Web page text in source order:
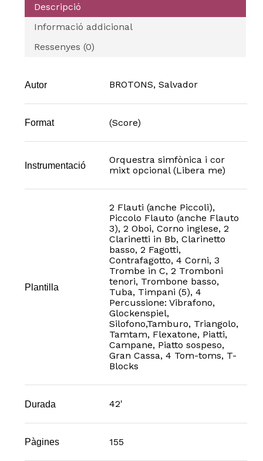
Descripció
Informació addicional
Ressenyes (0)
Autor BROTONS, Salvador
Format (Score)
Instrumentació
Orquestra simfònica i cor
mixt opcional (Libera me)
Plantilla
2 Flauti (anche Piccoli),
Piccolo Flauto (anche Flauto
3), 2 Oboi, Corno inglese, 2
Clarinetti in Bb, Clarinetto
basso, 2 Fagotti,
Contrafagotto, 4 Corni, 3
Trombe in C, 2 Tromboni
tenori, Trombone basso,
Tuba, Timpani (5), 4
Percussione: Vibrafono,
Glockenspiel,
Silofono,Tamburo, Triangolo,
Tamtam, Flexatone, Piatti,
Campane, Piatto sospeso,
Gran Cassa, 4 Tom-toms, T-
Blocks
Durada 42'
Pàgines 155